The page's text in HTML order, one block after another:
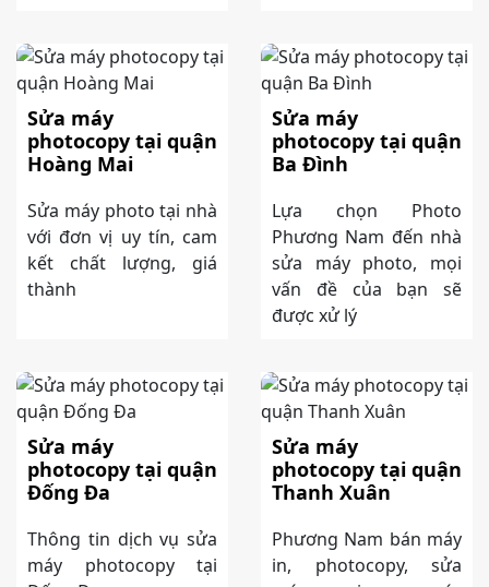
Sửa máy
photocopy tại quận
Hoàng Mai
Sửa máy photo tại nhà
với đơn vị uy tín, cam
kết chất lượng, giá
thành
Sửa máy
photocopy tại quận
Ba Đình
Lựa chọn Photo
Phương Nam đến nhà
sửa máy photo, mọi
vấn đề của bạn sẽ
được xử lý
Sửa máy
photocopy tại quận
Đống Đa
Thông tin dịch vụ sửa
máy photocopy tại
Sửa máy
photocopy tại quận
Thanh Xuân
Phương Nam bán máy
in, photocopy, sửa